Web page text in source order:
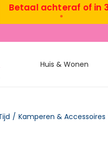
achteraf of in 3x
Huis & Wonen
/ Kamperen & Accessoires